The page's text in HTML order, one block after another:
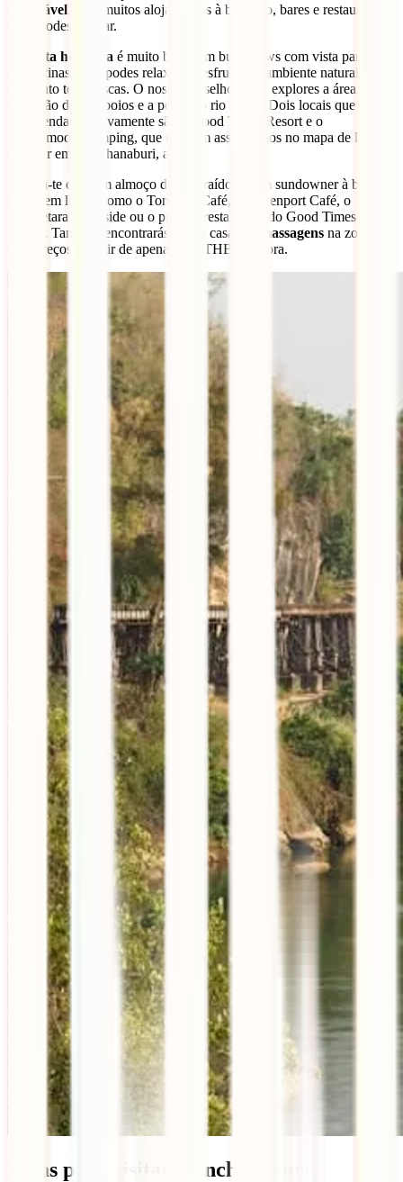
agradável , com muitos alojamentos à beira-rio, bares e restaurantes
onde podes relaxar.
oferta hoteleira é muito boa, com bungalows com vista para o rio
ou piscinas onde podes relaxar e desfrutar do ambiente natural
enquanto te refrescas. O nosso conselho é que explores a área entre
a estação de comboios e a ponte do rio Kwai. Dois locais que
recomendamos vivamente são o Good Times Resort e o
Honeymoon Camping, que também assinalámos no mapa de locais
a visitar em Kanchanaburi, abaixo.
Delicia-te com um almoço descontraído ou um sundowner à beira
do rio em locais como o Tongkan Café, o Davenport Café, o
Keereetara Riverside ou o próprio restaurante do Good Times
Resort. Também encontrarás várias casas de
massagens na zona,
com preços a partir de apenas 150 THB por hora.
Dicas para visitar Kanchanaburi